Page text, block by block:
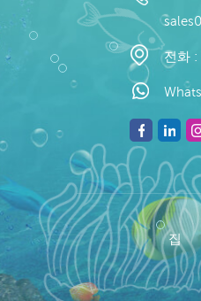
전화 :
집